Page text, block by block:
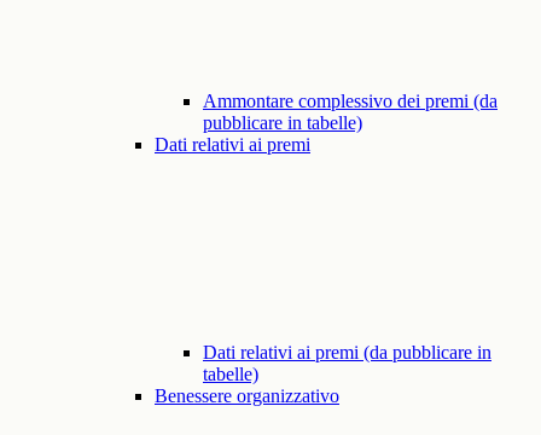
Ammontare complessivo dei premi (da
pubblicare in tabelle)
Dati relativi ai premi
Dati relativi ai premi (da pubblicare in
tabelle)
Benessere organizzativo